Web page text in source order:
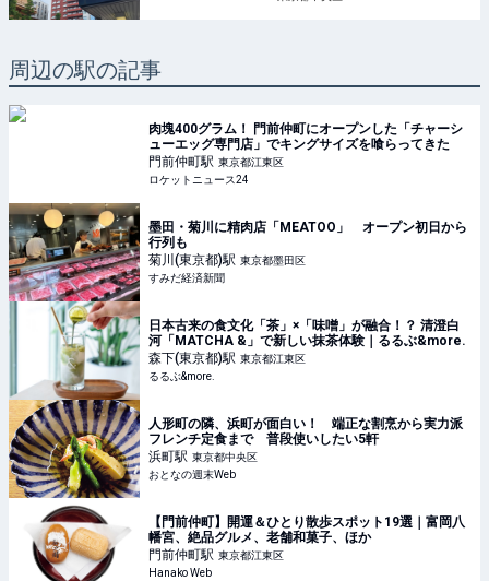
周辺の駅の記事
肉塊400グラム！ 門前仲町にオープンした「チャーシ
ューエッグ専門店」でキングサイズを喰らってきた
門前仲町駅 東京都江東区
ロケットニュース24
墨田・菊川に精肉店「MEATOO」 オープン初日から
行列も
菊川(東京都)駅 東京都墨田区
すみだ経済新聞
日本古来の食文化「茶」×「味噌」が融合！？ 清澄白
河「MATCHA &」で新しい抹茶体験｜るるぶ&more.
森下(東京都)駅 東京都江東区
るるぶ&more.
人形町の隣、浜町が面白い！ 端正な割烹から実力派
フレンチ定食まで 普段使いしたい5軒
浜町駅 東京都中央区
おとなの週末Web
【門前仲町】開運＆ひとり散歩スポット19選｜富岡八
幡宮、絶品グルメ、老舗和菓子、ほか
門前仲町駅 東京都江東区
Hanako Web